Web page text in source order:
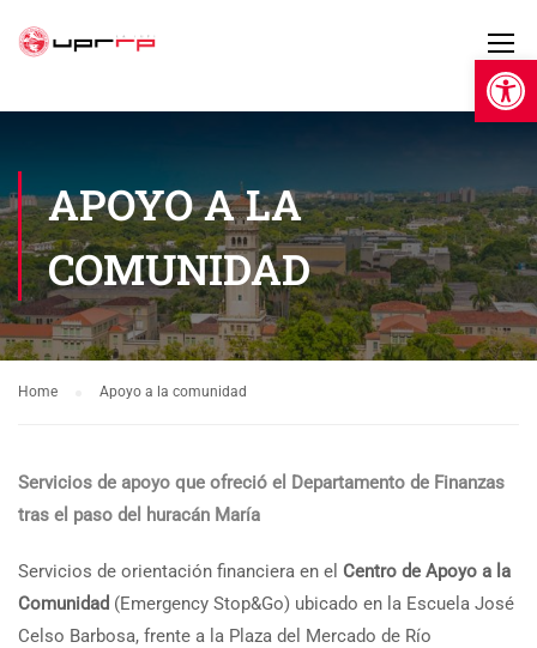
APOYO A LA
COMUNIDAD
Home Apoyo a la comunidad
Servicios de apoyo que ofreció el Departamento de Finanzas
tras el paso del huracán María
Servicios de orientación financiera en el Centro de Apoyo a la
Comunidad (Emergency Stop&Go) ubicado en la Escuela José
Celso Barbosa, frente a la Plaza del Mercado de Río